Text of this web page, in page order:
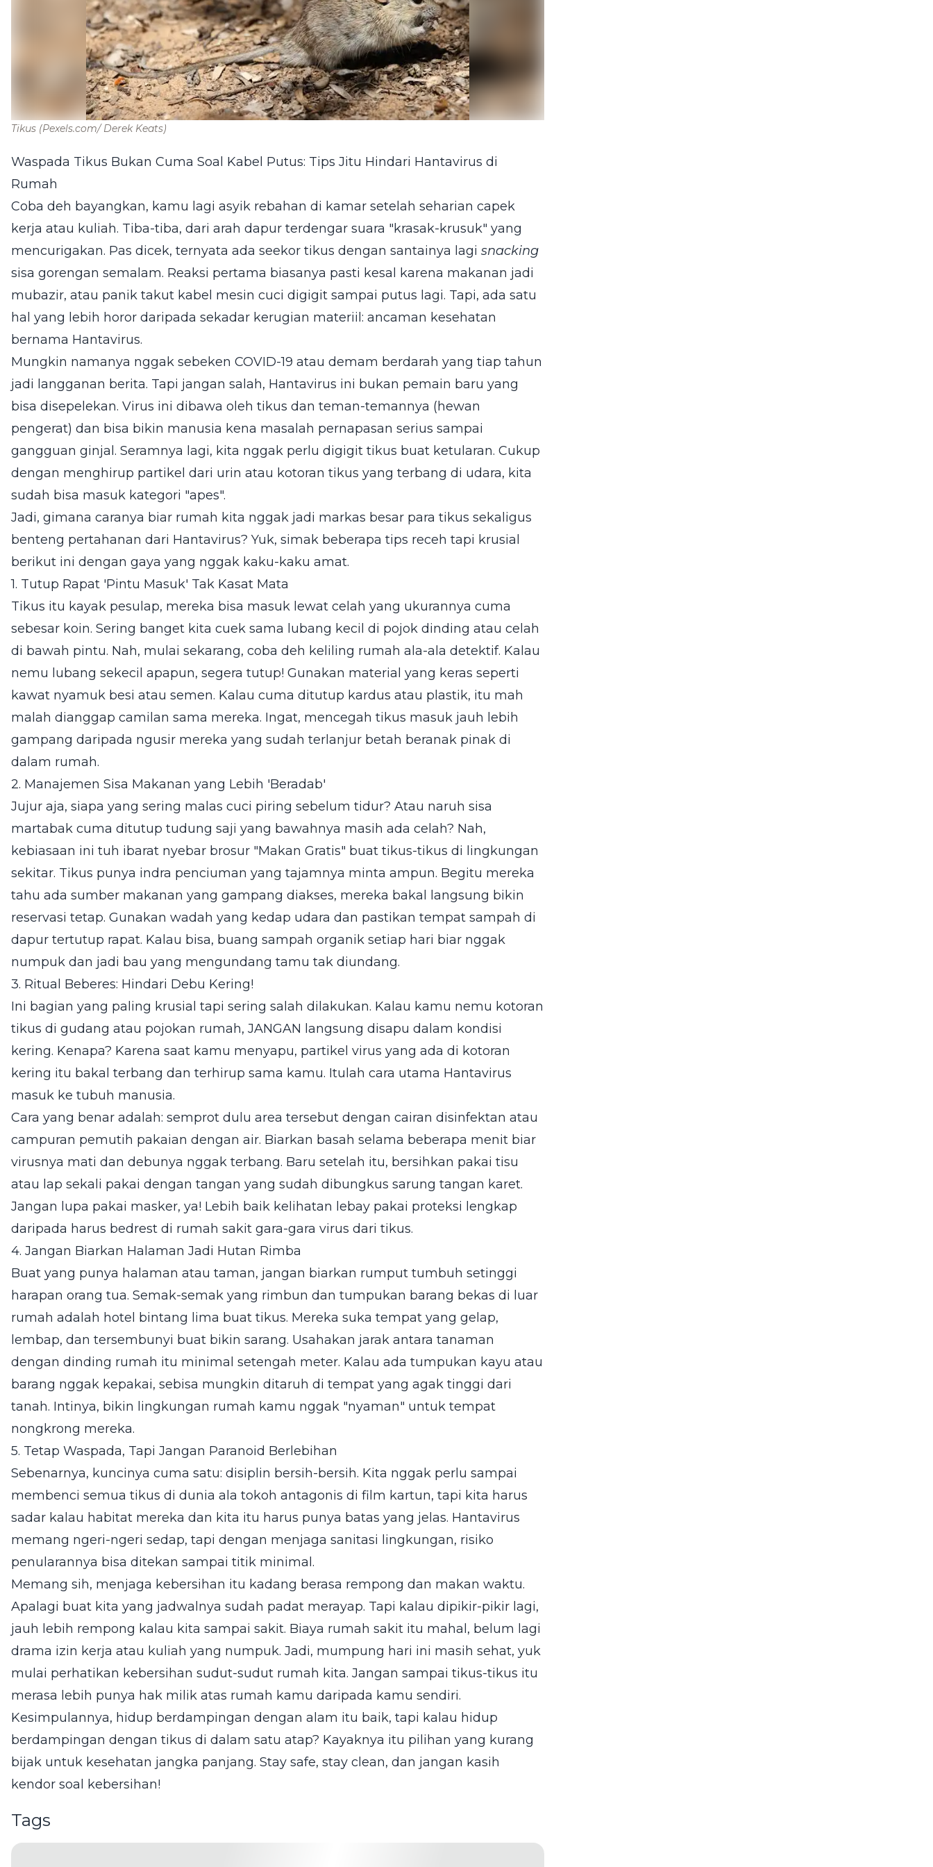
Tikus (Pexels.com/ Derek Keats)
Waspada Tikus Bukan Cuma Soal Kabel Putus: Tips Jitu Hindari Hantavirus di
Rumah
Coba deh bayangkan, kamu lagi asyik rebahan di kamar setelah seharian capek
kerja atau kuliah. Tiba-tiba, dari arah dapur terdengar suara "krasak-krusuk" yang
mencurigakan. Pas dicek, ternyata ada seekor tikus dengan santainya lagi snacking
sisa gorengan semalam. Reaksi pertama biasanya pasti kesal karena makanan jadi
mubazir, atau panik takut kabel mesin cuci digigit sampai putus lagi. Tapi, ada satu
hal yang lebih horor daripada sekadar kerugian materiil: ancaman kesehatan
bernama Hantavirus.
Mungkin namanya nggak sebeken COVID-19 atau demam berdarah yang tiap tahun
jadi langganan berita. Tapi jangan salah, Hantavirus ini bukan pemain baru yang
bisa disepelekan. Virus ini dibawa oleh tikus dan teman-temannya (hewan
pengerat) dan bisa bikin manusia kena masalah pernapasan serius sampai
gangguan ginjal. Seramnya lagi, kita nggak perlu digigit tikus buat ketularan. Cukup
dengan menghirup partikel dari urin atau kotoran tikus yang terbang di udara, kita
sudah bisa masuk kategori "apes".
Jadi, gimana caranya biar rumah kita nggak jadi markas besar para tikus sekaligus
benteng pertahanan dari Hantavirus? Yuk, simak beberapa tips receh tapi krusial
berikut ini dengan gaya yang nggak kaku-kaku amat.
1. Tutup Rapat 'Pintu Masuk' Tak Kasat Mata
Tikus itu kayak pesulap, mereka bisa masuk lewat celah yang ukurannya cuma
sebesar koin. Sering banget kita cuek sama lubang kecil di pojok dinding atau celah
di bawah pintu. Nah, mulai sekarang, coba deh keliling rumah ala-ala detektif. Kalau
nemu lubang sekecil apapun, segera tutup! Gunakan material yang keras seperti
kawat nyamuk besi atau semen. Kalau cuma ditutup kardus atau plastik, itu mah
malah dianggap camilan sama mereka. Ingat, mencegah tikus masuk jauh lebih
gampang daripada ngusir mereka yang sudah terlanjur betah beranak pinak di
dalam rumah.
2. Manajemen Sisa Makanan yang Lebih 'Beradab'
Jujur aja, siapa yang sering malas cuci piring sebelum tidur? Atau naruh sisa
martabak cuma ditutup tudung saji yang bawahnya masih ada celah? Nah,
kebiasaan ini tuh ibarat nyebar brosur "Makan Gratis" buat tikus-tikus di lingkungan
sekitar. Tikus punya indra penciuman yang tajamnya minta ampun. Begitu mereka
tahu ada sumber makanan yang gampang diakses, mereka bakal langsung bikin
reservasi tetap. Gunakan wadah yang kedap udara dan pastikan tempat sampah di
dapur tertutup rapat. Kalau bisa, buang sampah organik setiap hari biar nggak
numpuk dan jadi bau yang mengundang tamu tak diundang.
3. Ritual Beberes: Hindari Debu Kering!
Ini bagian yang paling krusial tapi sering salah dilakukan. Kalau kamu nemu kotoran
tikus di gudang atau pojokan rumah, JANGAN langsung disapu dalam kondisi
kering. Kenapa? Karena saat kamu menyapu, partikel virus yang ada di kotoran
kering itu bakal terbang dan terhirup sama kamu. Itulah cara utama Hantavirus
masuk ke tubuh manusia.
Cara yang benar adalah: semprot dulu area tersebut dengan cairan disinfektan atau
campuran pemutih pakaian dengan air. Biarkan basah selama beberapa menit biar
virusnya mati dan debunya nggak terbang. Baru setelah itu, bersihkan pakai tisu
atau lap sekali pakai dengan tangan yang sudah dibungkus sarung tangan karet.
Jangan lupa pakai masker, ya! Lebih baik kelihatan lebay pakai proteksi lengkap
daripada harus bedrest di rumah sakit gara-gara virus dari tikus.
4. Jangan Biarkan Halaman Jadi Hutan Rimba
Buat yang punya halaman atau taman, jangan biarkan rumput tumbuh setinggi
harapan orang tua. Semak-semak yang rimbun dan tumpukan barang bekas di luar
rumah adalah hotel bintang lima buat tikus. Mereka suka tempat yang gelap,
lembap, dan tersembunyi buat bikin sarang. Usahakan jarak antara tanaman
dengan dinding rumah itu minimal setengah meter. Kalau ada tumpukan kayu atau
barang nggak kepakai, sebisa mungkin ditaruh di tempat yang agak tinggi dari
tanah. Intinya, bikin lingkungan rumah kamu nggak "nyaman" untuk tempat
nongkrong mereka.
5. Tetap Waspada, Tapi Jangan Paranoid Berlebihan
Sebenarnya, kuncinya cuma satu: disiplin bersih-bersih. Kita nggak perlu sampai
membenci semua tikus di dunia ala tokoh antagonis di film kartun, tapi kita harus
sadar kalau habitat mereka dan kita itu harus punya batas yang jelas. Hantavirus
memang ngeri-ngeri sedap, tapi dengan menjaga sanitasi lingkungan, risiko
penularannya bisa ditekan sampai titik minimal.
Memang sih, menjaga kebersihan itu kadang berasa rempong dan makan waktu.
Apalagi buat kita yang jadwalnya sudah padat merayap. Tapi kalau dipikir-pikir lagi,
jauh lebih rempong kalau kita sampai sakit. Biaya rumah sakit itu mahal, belum lagi
drama izin kerja atau kuliah yang numpuk. Jadi, mumpung hari ini masih sehat, yuk
mulai perhatikan kebersihan sudut-sudut rumah kita. Jangan sampai tikus-tikus itu
merasa lebih punya hak milik atas rumah kamu daripada kamu sendiri.
Kesimpulannya, hidup berdampingan dengan alam itu baik, tapi kalau hidup
berdampingan dengan tikus di dalam satu atap? Kayaknya itu pilihan yang kurang
bijak untuk kesehatan jangka panjang. Stay safe, stay clean, dan jangan kasih
kendor soal kebersihan!
Tags